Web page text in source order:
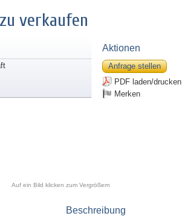
verkaufen
Aktionen
Anfrage stellen
PDF laden/drucken
Merken
Auf ein Bild klicken zum Vergrößern
Beschreibung